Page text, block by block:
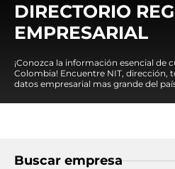
DIRECTORIO
EMPRESARIAL
¡Conozca la información esencial de
Colombia! Encuentre NIT, dirección,
datos empresarial mas grande del
Buscar empresa